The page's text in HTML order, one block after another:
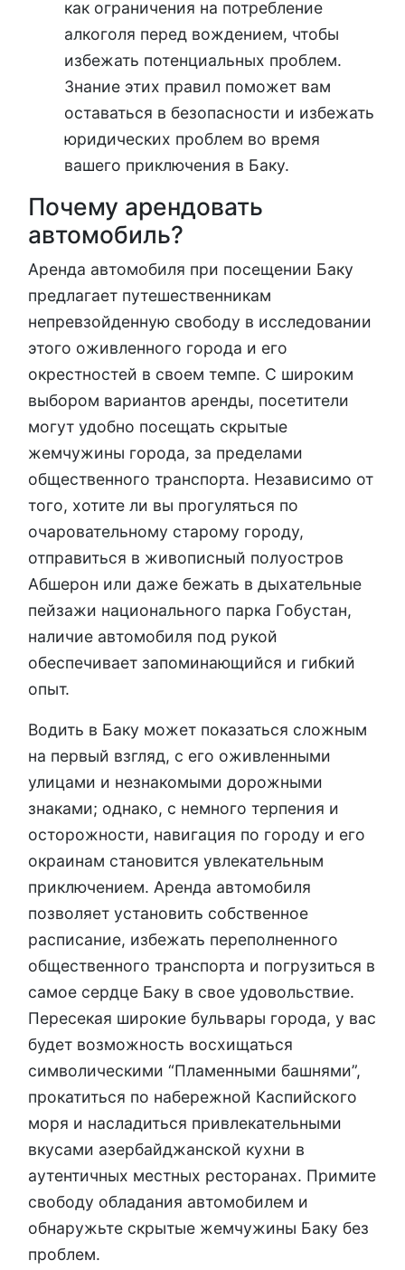
как ограничения на потребление
алкоголя перед вождением, чтобы
избежать потенциальных проблем.
Знание этих правил поможет вам
оставаться в безопасности и избежать
юридических проблем во время
вашего приключения в Баку.
Почему арендовать
автомобиль?
Аренда автомобиля при посещении Баку
предлагает путешественникам
непревзойденную свободу в исследовании
этого оживленного города и его
окрестностей в своем темпе. С широким
выбором вариантов аренды, посетители
могут удобно посещать скрытые
жемчужины города, за пределами
общественного транспорта. Независимо от
того, хотите ли вы прогуляться по
очаровательному старому городу,
отправиться в живописный полуостров
Абшерон или даже бежать в дыхательные
пейзажи национального парка Гобустан,
наличие автомобиля под рукой
обеспечивает запоминающийся и гибкий
опыт.
Водить в Баку может показаться сложным
на первый взгляд, с его оживленными
улицами и незнакомыми дорожными
знаками; однако, с немного терпения и
осторожности, навигация по городу и его
окраинам становится увлекательным
приключением. Аренда автомобиля
позволяет установить собственное
расписание, избежать переполненного
общественного транспорта и погрузиться в
самое сердце Баку в свое удовольствие.
Пересекая широкие бульвары города, у вас
будет возможность восхищаться
символическими “Пламенными башнями”,
прокатиться по набережной Каспийского
моря и насладиться привлекательными
вкусами азербайджанской кухни в
аутентичных местных ресторанах. Примите
свободу обладания автомобилем и
обнаружьте скрытые жемчужины Баку без
проблем.